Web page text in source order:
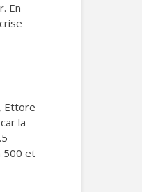
En
Ettore
la
500 et